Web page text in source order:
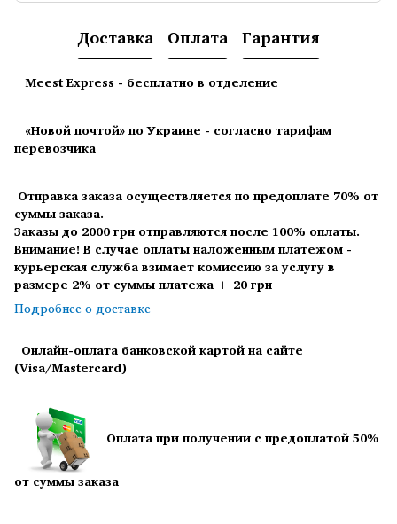
Доставка Оплата Гарантия
Meest Express - бесплатно в отделение
«Новой почтой» по Украине - согласно тарифам
перевозчика
Отправка заказа осуществляется по предоплате 70% от
суммы заказа.
Заказы до 2000 грн отправляются после 100% оплаты.
Внимание! В случае оплаты наложенным платежом -
курьерская служба взимает комиссию за услугу в
размере 2% от суммы платежа + 20 грн
Подробнее о доставке
Онлайн-оплата банковской картой на сайте
(Visa/Mastercard)
Оплата при получении с предоплатой 50%
от суммы заказа